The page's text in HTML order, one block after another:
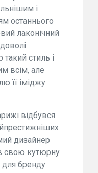
і
останнього
лаконічний
стиль і
всім, але
її іміджу
відбувся
дизайнер
свою кутюрну
для бренду